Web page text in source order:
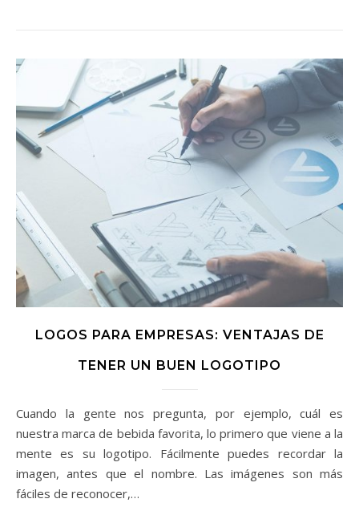
LOGOS PARA EMPRESAS: VENTAJAS DE
TENER UN BUEN LOGOTIPO
Cuando la gente nos pregunta, por ejemplo, cuál es
nuestra marca de bebida favorita, lo primero que viene a la
mente es su logotipo. Fácilmente puedes recordar la
imagen, antes que el nombre. Las imágenes son más
fáciles de reconocer,…